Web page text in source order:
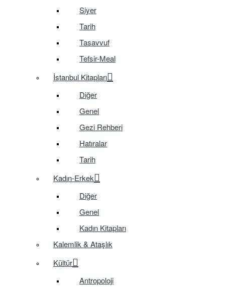
Siyer
Tarih
Tasavvuf
Tefsir-Meal
İstanbul Kitapları
Diğer
Genel
Gezi Rehberi
Hatıralar
Tarih
Kadın-Erkek
Diğer
Genel
Kadın Kitapları
Kalemlik & Ataşlık
Kültür
Antropoloji